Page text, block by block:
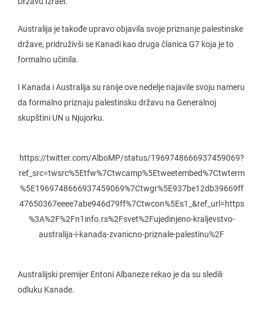
Australija je takođe upravo objavila svoje priznanje palestinske
države, pridruživši se Kanadi kao druga članica G7 koja je to
formalno učinila.
I Kanada i Australija su ranije ove nedelje najavile svoju nameru
da formalno priznaju palestinsku državu na Generalnoj
skupštini UN u Njujorku.
https://twitter.com/AlboMP/status/1969748666937459069?
ref_src=twsrc%5Etfw%7Ctwcamp%5Etweetembed%7Ctwterm
%5E1969748666937459069%7Ctwgr%5E937be12db39669ff
47650367eeee7abe946d79ff%7Ctwcon%5Es1_&ref_url=https
%3A%2F%2Fn1info.rs%2Fsvet%2Fujedinjeno-kraljevstvo-
australija-i-kanada-zvanicno-priznale-palestinu%2F
Australijski premijer Entoni Albaneze rekao je da su sledili
odluku Kanade.